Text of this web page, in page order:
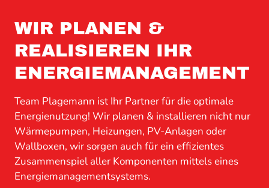
WIR PLANEN &
REALISIEREN IHR
ENERGIE­MANAGEMENT
Team Plagemann ist Ihr Partner für die optimale
Energienutzung! Wir planen & installieren nicht nur
Wärmepumpen, Heizungen, PV-Anlagen oder
Wallboxen, wir sorgen auch für ein effizientes
Zusammenspiel aller Komponenten mittels eines
Energie­management­systems.